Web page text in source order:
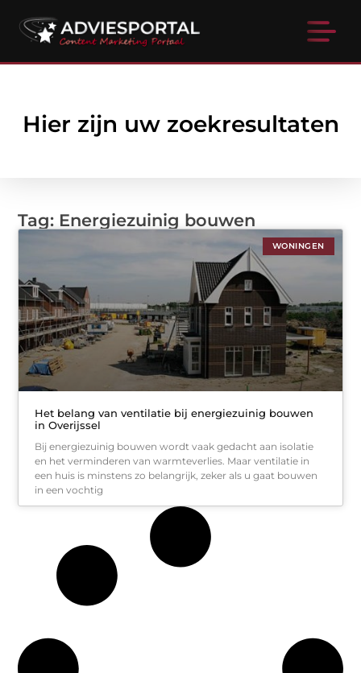
Hier zijn uw zoekresultaten
Tag: Energiezuinig bouwen
WONINGEN
Het belang van ventilatie bij energiezuinig bouwen
in Overijssel
Bij energiezuinig bouwen wordt vaak gedacht aan isolatie
en het verminderen van warmteverlies. Maar ventilatie in
een huis is minstens zo belangrijk, zeker als u gaat bouwen
in een vochtig